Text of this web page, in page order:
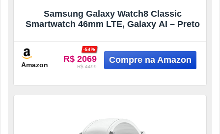
Samsung Galaxy Watch8 Classic
Smartwatch 46mm LTE, Galaxy AI – Preto
Amazon
R$ 2069
-54%
R$ 4499